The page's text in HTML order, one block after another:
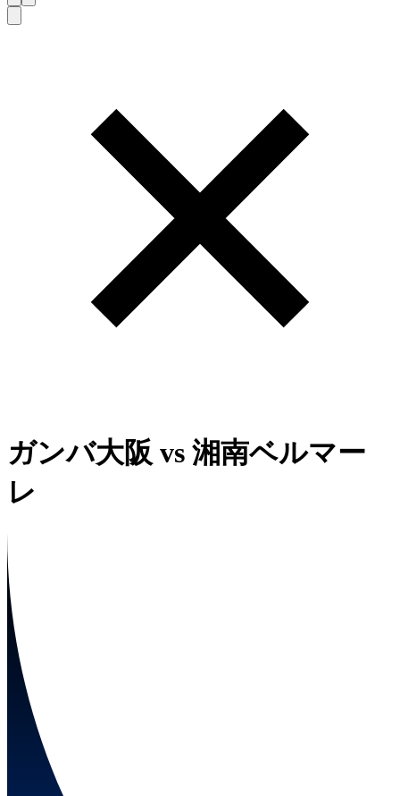
ガンバ大阪 vs 湘南ベルマー
レ